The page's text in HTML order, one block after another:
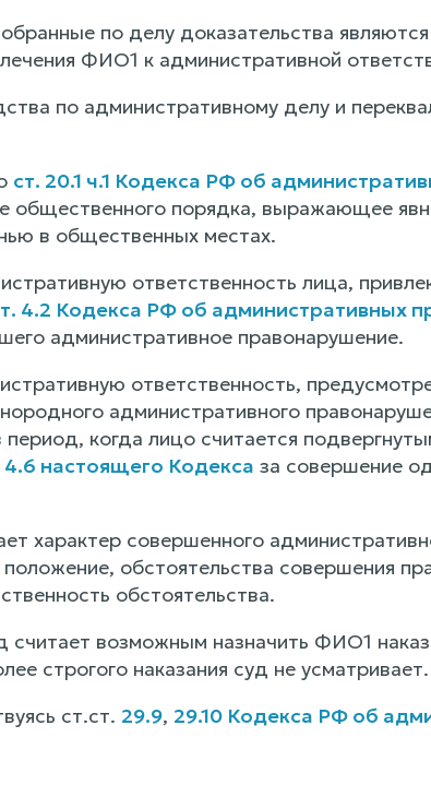
по делу доказательства
ФИО1 к административной
по административному делу и
ст. 20.1 ч.1 Кодекса РФ об
общественного порядка, выражающее
в общественных местах.
ответственность лица,
4.2 Кодекса РФ об административных
административное правонарушение.
ответственность,
административного
когда лицо считается
4.6 настоящего Кодекса за совершение
характер совершенного
обстоятельства совершения
обстоятельства.
считает возможным назначить ФИО1
строгого наказания суд не усматривает.
ст.ст. 29.9, 29.10 Кодекса РФ об